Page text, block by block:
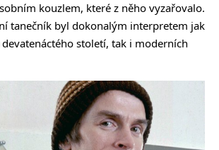
kouzlem, které z něho vyzařovalo.
tanečník byl dokonalým interpretem jak
století, tak i moderních